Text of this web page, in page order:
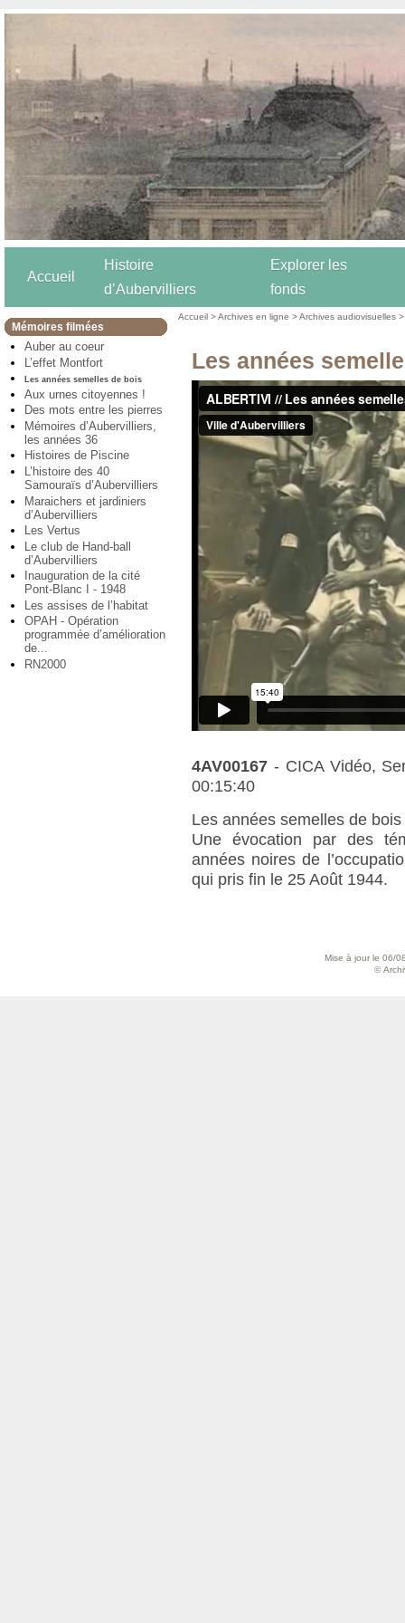
Accueil
Histoire
d’Aubervilliers
Explorer les
fonds
Mémoires filmées
Auber au coeur
L’effet Montfort
Les années semelles de bois
Aux urnes citoyennes !
Des mots entre les pierres
Mémoires d’Aubervilliers,
les années 36
Histoires de Piscine
L’histoire des 40
Samouraïs d’Aubervilliers
Maraichers et jardiniers
d’Aubervilliers
Les Vertus
Le club de Hand-ball
d’Aubervilliers
Inauguration de la cité
Pont-Blanc I - 1948
Les assises de l’habitat
OPAH - Opération
programmée d’amélioration
de...
RN2000
Accueil >Archives en ligne >Archives audiovisuelles
Les années
4AV00167 - CICA Vidéo,
00:15:40
Les années semelles de bois
Une évocation par des
années noires de
qui pris fin le 25 Août 1944.
Mise à jour le 06/
©